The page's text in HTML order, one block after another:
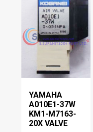
YAMAHA
A010E1-37W
KM1-M7163-
20X VALVE